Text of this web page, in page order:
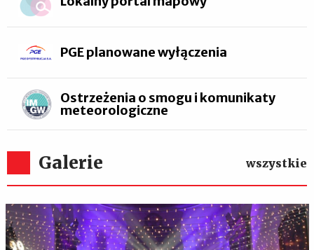
PGE planowane wyłączenia
Ostrzeżenia o smogu i komunikaty
meteorologiczne
Galerie wszystkie